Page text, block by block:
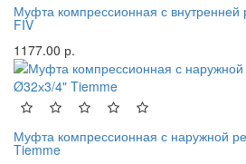
Муфта компрессионная с внутренней
FIV
1177.00 р.
Муфта компрессионная с наружной
Tiemme